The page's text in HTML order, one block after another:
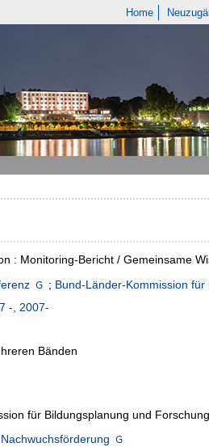
Home
: Monitoring-Bericht / Gemeinsame
; Bund-Länder-Kommission
-, 2007-
Bänden
für Bildungsplanung und
Nachwuchsförderung